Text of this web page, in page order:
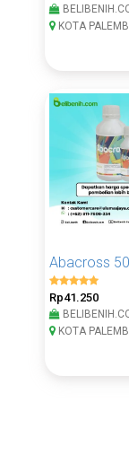
KOTA
Abacross
Rp41.250
KOTA